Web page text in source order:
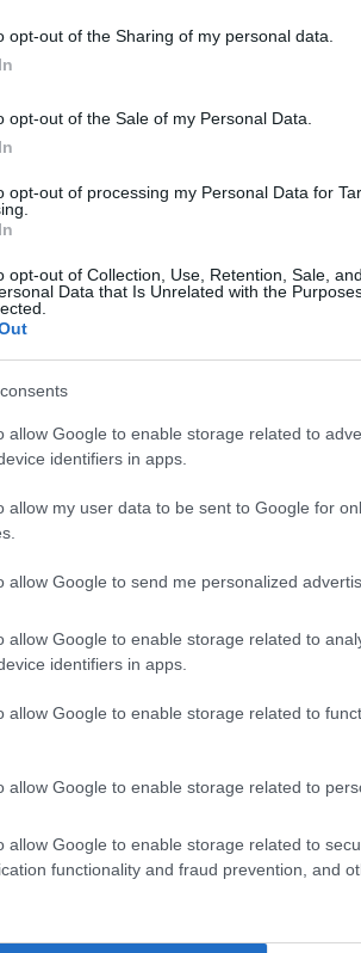
opt-out of the Sharing of my personal data.
opt-out of the Sale of my Personal Data.
opt-out of processing my Personal Data for
opt-out of Collection, Use, Retention, Sale,
Data that Is Unrelated with the
allow Google to enable storage related to
identifiers in apps.
allow my user data to be sent to Google for
allow Google to send me personalized
allow Google to enable storage related to
identifiers in apps.
allow Google to enable storage related to
allow Google to enable storage related to
allow Google to enable storage related to
functionality and fraud prevention, and
laptopokba kerülhetnek, várhatóan
k felépítése nem sokban
mag + 16 db E-mag), az integrált
esik, utóbbi a pillanatnyilag